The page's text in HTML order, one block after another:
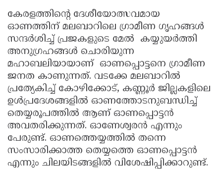
കേരളത്തിന്റെ ദേശീയോത്സവമായ
ഓണത്തിന് മലബാറിലെ ഗ്രാമീണ ഗൃഹങ്ങള്‍
സന്ദര്‍ശിച്ച് പ്രജകളുടെ മേല്‍ കയ്യുയര്‍ത്തി
അനുഗ്രഹങ്ങള്‍ ചൊരിയുന്ന
മഹാബലിയായാണ് ഓണപ്പൊട്ടനെ ഗ്രാമീണ
ജനത കാണുന്നത്. വടക്കേ മലബാറില്‍
പ്രത്യേകിച്ച് കോഴിക്കോട്, കണ്ണൂര്‍ ജില്ലകളിലെ
ഉള്‍പ്രദേശങ്ങളില്‍ ഓണത്തോടനുബന്ധിച്ച്
തെയ്യരൂപത്തില്‍ ആണ് ഓണപ്പൊട്ടന്‍
അവതരിക്കുന്നത്. ഓണേശ്വരന്‍ എന്നും
പേരുണ്ട്. ഓണത്തെയ്യത്തില്‍ തന്നെ
സംസാരിക്കാത്ത തെയ്യത്തെ ഓണപ്പൊട്ടന്‍
എന്നും ചിലയിടങ്ങളില്‍ വിശേഷിപ്പിക്കാറുണ്ട്.